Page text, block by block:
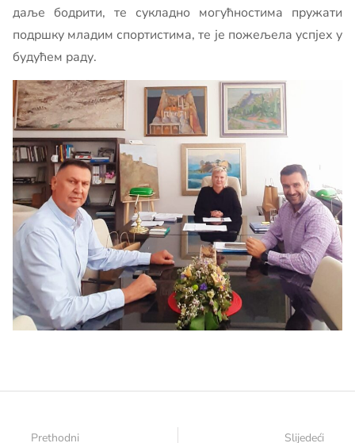
даље бодрити, те сукладно могућностима пружати
подршку младим спортистима, те је пожељела успјех у
будућем раду.
Prethodni Slijedeći